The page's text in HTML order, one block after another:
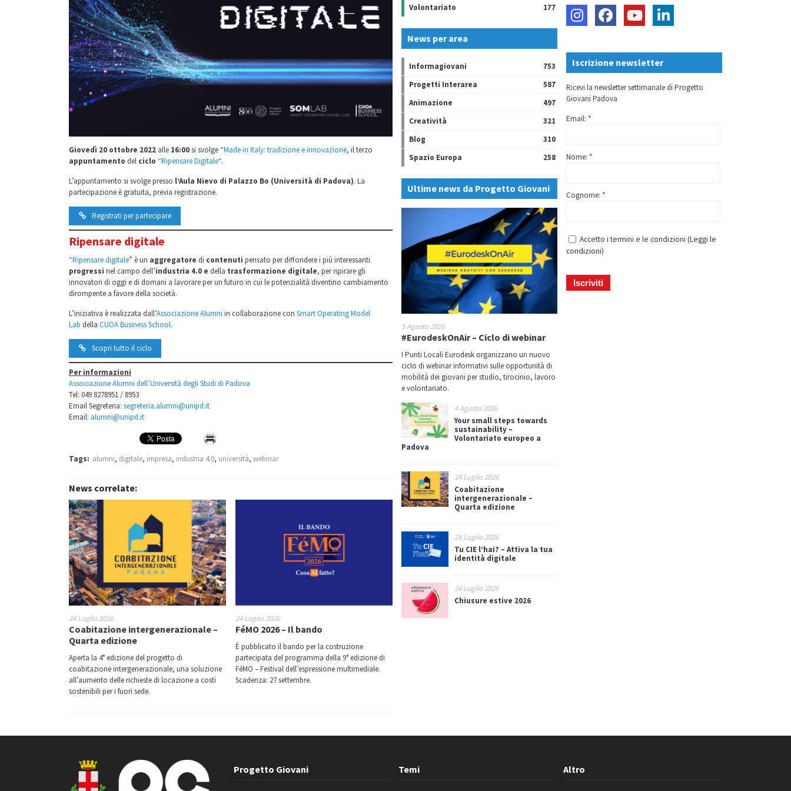
Giovedì 20 ottobre 2022 alle 16:00si svolge “Made in Italy: tradizione e innovazione, il terzo
appuntamento del ciclo “Ripensare Digitale“.
L’appuntamento si svolge presso l’Aula Nievo di Palazzo Bo (Università di Padova). La
partecipazione è gratuita, previa registrazione.
Registrati per partecipare
Ripensare digitale
“Ripensare digitale” è un aggregatore di contenuti pensato per diffondere i più interessanti
progressi nel campo dell’industria 4.0 e della trasformazione digitale, per ispirare gli
innovatori di oggi e di domani a lavorare per un futuro in cui le potenzialità diventino cambiamento
dirompente a favore della società.
L’iniziativa è realizzata dall’Associazione Alumni in collaborazione con Smart Operating Model
Lab della CUOA Business School.
Scopri tutto il ciclo
Per informazioni
Associazione Alumni dell’Università degli Studi di Padova
Tel: 049 8278951 / 8953
Email Segreteria: segreteria.alumni@unipd.it
Email: alumni@unipd.it
Tags: alumni, digitale, impresa, industria 4.0, università, webinar
News correlate:
24 Luglio 2026
Coabitazione intergenerazionale –
Quarta edizione
Aperta la 4° edizione del progetto di
coabitazione intergenerazionale, una soluzione
all’aumento delle richieste di locazione a costi
sostenibili per i fuori sede.
24 Luglio 2026
FéMO 2026 – Il bando
È pubblicato il bando per la costruzione
partecipata del programma della 9° edizione di
FéMO – Festival dell’espressione multimediale.
Scadenza: 27 settembre.
Volontariato
177
News per area
Informagiovani
753
Progetti Interarea
587
Animazione
497
Creatività
321
Blog
310
Spazio Europa
258
Ultime news da Progetto Giovani
5 Agosto 2026
#EurodeskOnAir – Ciclo di webinar
I Punti Locali Eurodesk organizzano un nuovo
ciclo di webinar informativi sulle opportunità di
mobilità dei giovani per studio, tirocinio, lavoro
e volontariato.
4 Agosto 2026
Your small steps towards
sustainability –
Volontariato europeo a
Padova
24 Luglio 2026
Coabitazione
intergenerazionale –
Quarta edizione
24 Luglio 2026
Tu CIE l’hai? – Attiva la tua
identità digitale
24 Luglio 2026
Chiusure estive 2026
Iscrizione newsletter
Ricevi la newsletter settimanale di Progetto
Giovani Padova
Email: *
Nome: *
Cognome: *
Accetto i termini e le condizioni (Leggi le
condizioni)
Progetto Giovani Temi Altro